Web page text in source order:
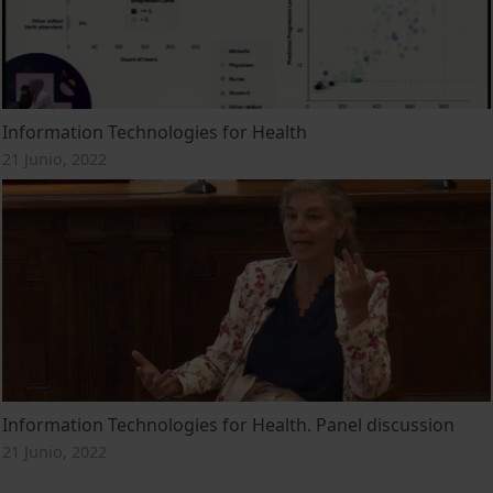
Information Technologies for Health
21 Junio, 2022
Information Technologies for Health. Panel discussion
21 Junio, 2022